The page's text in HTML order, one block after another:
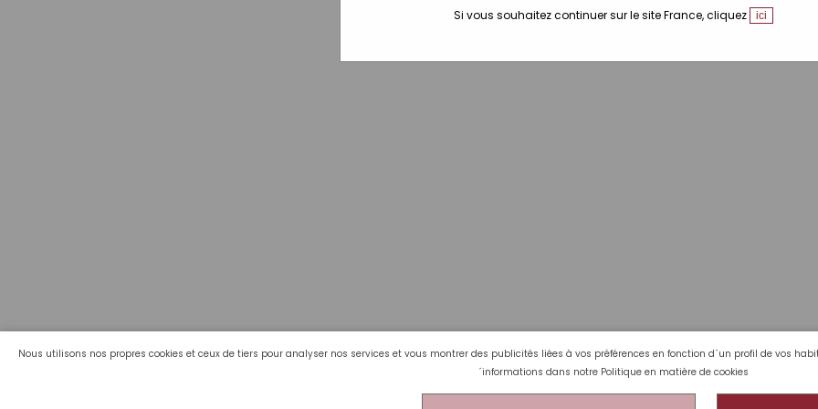
Nous utilisons nos propres cookies et ceux de tiers pour analyser nos services et vous montrer des publicités liées à vos préférences en fonction d´un profil de vos
´informations dans notre Politique en matière de cookies
Si vous souhaitez continuer sur le site France, cliquez ici